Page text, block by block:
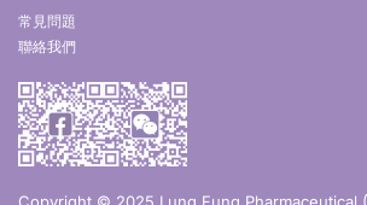
常見問題
聯絡我們
Copyright © 2025 Lung Fung Pharmaceutical